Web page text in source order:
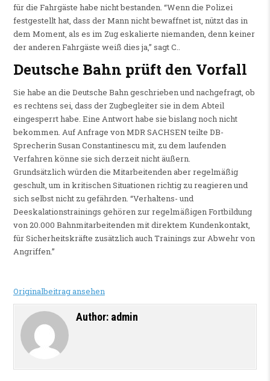
für die Fahrgäste habe nicht bestanden. “Wenn die Polizei
festgestellt hat, dass der Mann nicht bewaffnet ist, nützt das in
dem Moment, als es im Zug eskalierte niemanden, denn keiner
der anderen Fahrgäste weiß dies ja,” sagt C..
Deutsche Bahn prüft den Vorfall
Sie habe an die Deutsche Bahn geschrieben und nachgefragt, ob
es rechtens sei, dass der Zugbegleiter sie in dem Abteil
eingesperrt habe. Eine Antwort habe sie bislang noch nicht
bekommen. Auf Anfrage von MDR SACHSEN teilte DB-
Sprecherin Susan Constantinescu mit, zu dem laufenden
Verfahren könne sie sich derzeit nicht äußern.
Grundsätzlich würden die Mitarbeitenden aber regelmäßig
geschult, um in kritischen Situationen richtig zu reagieren und
sich selbst nicht zu gefährden. “Verhaltens- und
Deeskalationstrainings gehören zur regelmäßigen Fortbildung
von 20.000 Bahnmitarbeitenden mit direktem Kundenkontakt,
für Sicherheitskräfte zusätzlich auch Trainings zur Abwehr von
Angriffen.”
Originalbeitrag ansehen
Author: admin